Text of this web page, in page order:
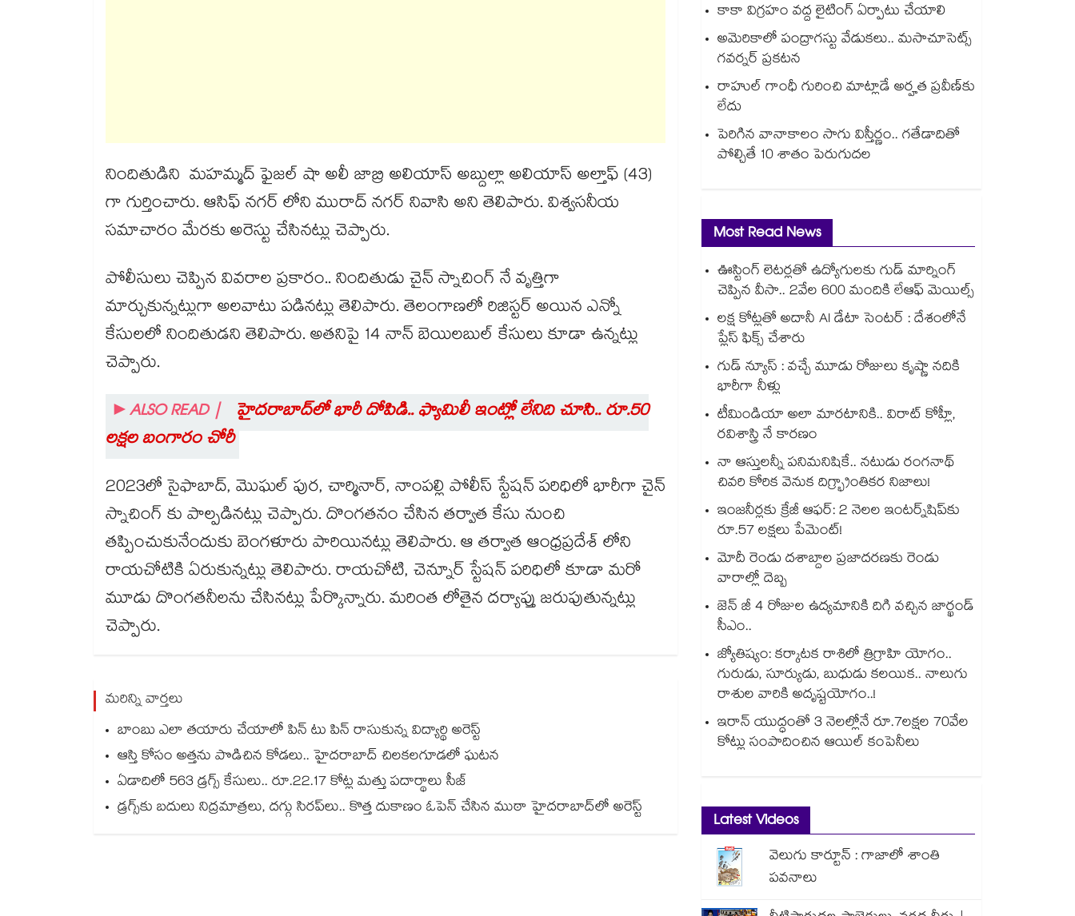
నిందితుడిని మహమ్మద్ ఫైజల్ షా అలీ జాబ్రి అలియాస్ అబ్దుల్లా అలియాస్ అల్తాఫ్ (43)
గా గుర్తించారు. ఆసిఫ్ నగర్ లోని మురాద్ నగర్ నివాసి అని తెలిపారు. విశ్వసనీయ
సమాచారం మేరకు అరెస్టు చేసినట్లు చెప్పారు.
పోలీసులు చెప్పిన వివరాల ప్రకారం.. నిందితుడు చైన్ స్నాచింగ్ నే వృత్తిగా
మార్చుకున్నట్లుగా అలవాటు పడినట్లు తెలిపారు. తెలంగాణలో రిజిస్టర్ అయిన ఎన్నో
కేసులలో నిందితుడని తెలిపారు. అతనిపై 14 నాన్ బెయిలబుల్ కేసులు కూడా ఉన్నట్లు
చెప్పారు.
►ALSO READ | హైదరాబాద్⁭లో భారీ దోపిడి.. ఫ్యామిలీ ఇంట్లో లేనిది చూసి.. రూ.50
లక్షల బంగారం చోరీ
2023లో సైఫాబాద్, మొఘల్ పుర, చార్మినార్, నాంపల్లి పోలీస్ స్టేషన్ పరిధిలో భారీగా చైన్
స్నాచింగ్ కు పాల్పడినట్లు చెప్పారు. దొంగతనం చేసిన తర్వాత కేసు నుంచి
తప్పించుకునేందుకు బెంగళూరు పారియినట్లు తెలిపారు. ఆ తర్వాత ఆంధ్రప్రదేశ్ లోని
రాయచోటికి ఏరుకున్నట్లు తెలిపారు. రాయచోటి, చెన్నూర్ స్టేషన్ పరిధిలో కూడా మరో
మూడు దొంగతనీలను చేసినట్లు పేర్కొన్నారు. మరింత లోతైన దర్యాప్తు జరుపుతున్నట్లు
చెప్పారు.
మరిన్ని వార్తలు
బాంబు ఎలా తయారు చేయాలో పిన్ టు పిన్ రాసుకున్న విద్యార్థి అరెస్ట్
ఆస్తి కోసం అత్తను పొడిచిన కోడలు.. హైదరాబాద్ చిలకలగూడలో ఘటన
ఏడాదిలో 563 డ్రగ్స్ కేసులు.. రూ.22.17 కోట్ల మత్తు పదార్థాలు సీజ్
డ్రగ్స్⁭కు బదులు నిద్రమాత్రలు, దగ్గు సిరప్⁭లు.. కొత్త దుకాణం ఓపెన్ చేసిన ముఠా హైదరాబాద్⁭లో అరెస్ట్
కాకా విగ్రహం వద్ద లైటింగ్ ఏర్పాటు చేయాలి
అమెరికాలో పంద్రాగస్టు వేడుకలు.. మసాచూసెట్స్
గవర్నర్ ప్రకటన
రాహుల్ గాంధీ గురించి మాట్లాడే అర్హత ప్రవీణ్‌‌‌‌కు
లేదు
పెరిగిన వానాకాలం సాగు విస్తీర్ణం.. గతేడాదితో
పోల్చితే 10 శాతం పెరుగుదల
Most Read News
ఊస్టింగ్ లెటర్లతో ఉద్యోగులకు గుడ్ మార్నింగ్
చెప్పిన వీసా.. 2వేల 600 మందికి లేఆఫ్ మెయిల్స్
లక్ష కోట్లతో అదానీ AI డేటా సెంటర్ : దేశంలోనే
ప్లేస్ ఫిక్స్ చేశారు
గుడ్ న్యూస్ : వచ్చే మూడు రోజులు కృష్ణా నదికి
భారీగా నీళ్లు
టీమిండియా అలా మారటానికి.. విరాట్ కోహ్లీ,
రవిశాస్త్రి నే కారణం
నా ఆస్తులన్నీ పనిమనిషికే.. నటుడు రంగనాథ్
చివరి కోరిక వెనుక దిగ్భ్రాంతికర నిజాలు!
ఇంజనీర్లకు క్రేజీ ఆఫర్: 2 నెలల ఇంటర్న్‌షిప్‌కు
రూ.57 లక్షలు పేమెంట్!
మోదీ రెండు దశాబ్దాల ప్రజాదరణకు రెండు
వారాల్లో దెబ్బ
జెన్ జీ 4 రోజుల ఉద్యమానికి దిగి వచ్చిన జార్ఖండ్
సీఎం..
జ్యోతిష్యం: కర్కాటక రాశిలో త్రిగ్రాహి యోగం..
గురుడు, సూర్యుడు, బుధుడు కలయిక.. నాలుగు
రాశుల వారికి అదృష్టయోగం..!
ఇరాన్ యుద్ధంతో 3 నెలల్లోనే రూ.7లక్షల 70వేల
కోట్లు సంపాదించిన ఆయిల్ కంపెనీలు
Latest Videos
వెలుగు కార్టూన్ : గాజాలో శాంతి
పవనాలు